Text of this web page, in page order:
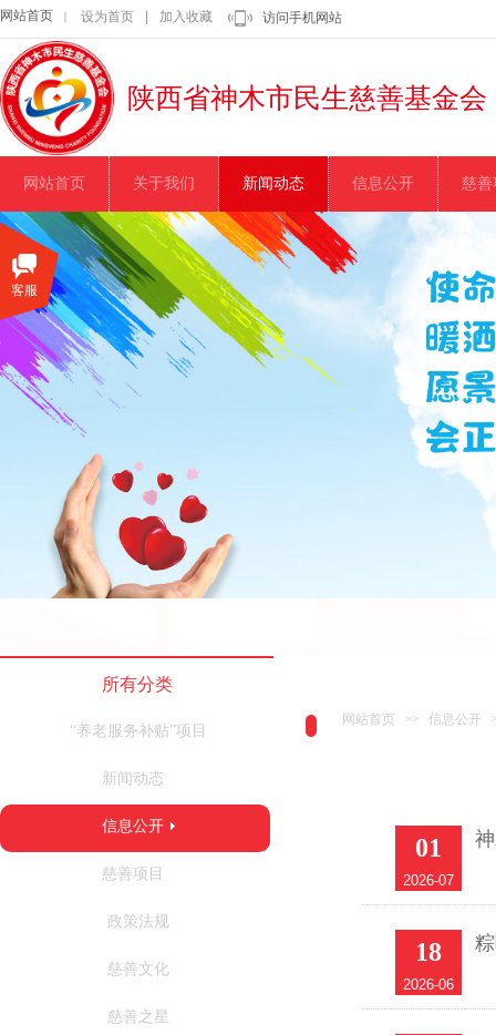
设为首页 加入收藏
网站首页 访问手机网站
陕西省神木市民生慈善基金会
网站首页 关于我们 新闻动态 信息公开 慈善
所有分类
“养老服务补贴”项目
新闻动态
信息公开
慈善项目
政策法规
慈善文化
慈善之星
网站首页 >> 信息公开
01
2026-07
18
2026-06
客服